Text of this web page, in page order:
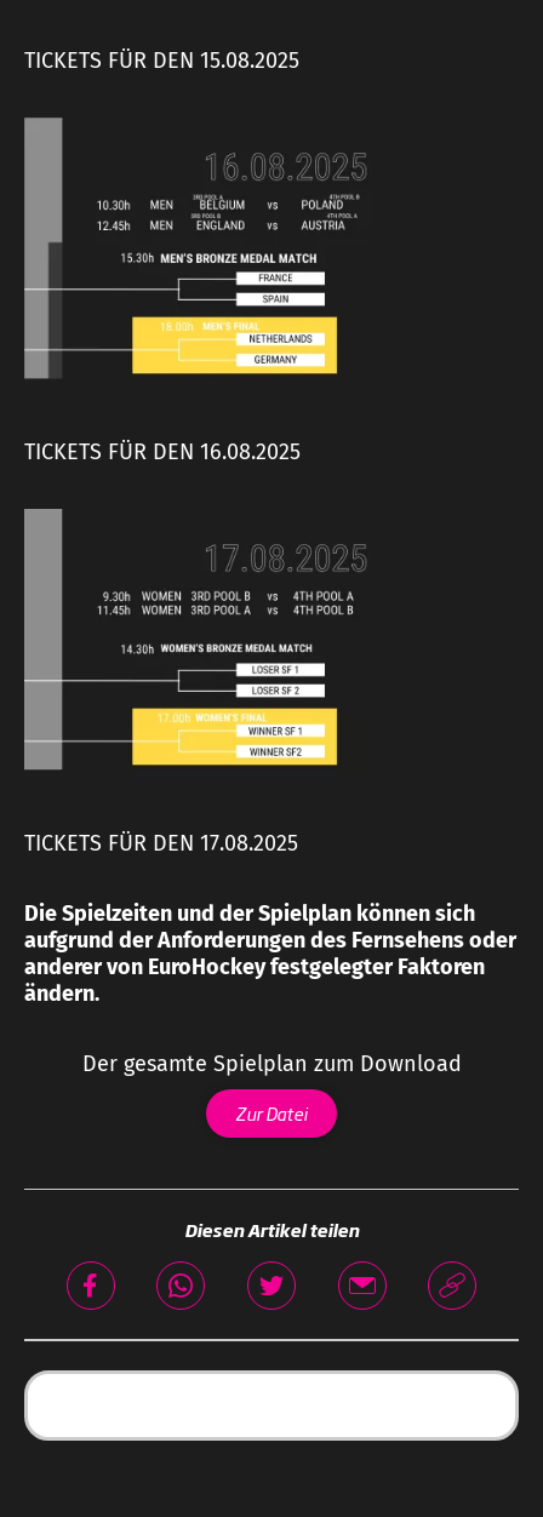
TICKETS FÜR DEN 15.08.2025
TICKETS FÜR DEN 16.08.2025
TICKETS FÜR DEN 17.08.2025
Die Spielzeiten und der Spielplan können sich
aufgrund der Anforderungen des Fernsehens oder
anderer von EuroHockey festgelegter Faktoren
ändern.
Der gesamte Spielplan zum Download
Zur Datei
Diesen Artikel teilen